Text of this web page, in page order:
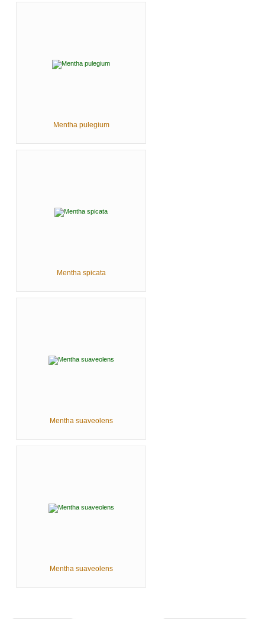
Mentha pulegium
Mentha spicata
Mentha suaveolens
Mentha suaveolens